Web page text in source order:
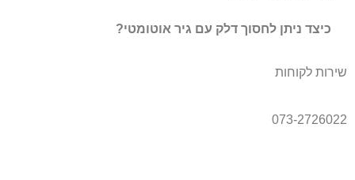
כיצד ניתן לחסוך דלק עם גיר אוטומטי?
שירות לקוחות
073-2726022